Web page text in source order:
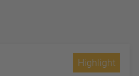
Highlight